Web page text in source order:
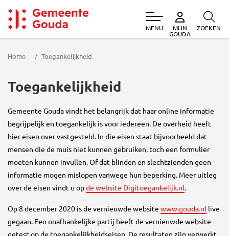
Gemeente Gouda
MENU MIJN
GOUDA
ZOEKEN
Home Toegankelijkheid
Toegankelijkheid
Gemeente Gouda vindt het belangrijk dat haar online informatie
begrijpelijk en toegankelijk is voor iedereen. De overheid heeft
hier eisen over vastgesteld. In die eisen staat bijvoorbeeld dat
mensen die de muis niet kunnen gebruiken, toch een formulier
moeten kunnen invullen. Of dat blinden en slechtzienden geen
informatie mogen mislopen vanwege hun beperking. Meer uitleg
over de eisen vindt u opde website Digitoegankelijk.nl.
Op 8 december 2020 is de vernieuwde website www.gouda.nl live
gegaan. Een onafhankelijke partij heeft de vernieuwde website
getest op de toegankelijkheidseisen. De resultaten zijn verwerkt.